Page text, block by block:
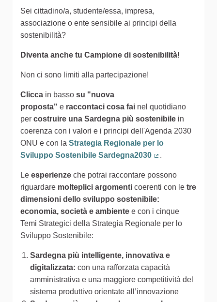
Sei cittadino/a, studente/essa, impresa,
associazione o ente sensibile ai principi della
sostenibilità?
Diventa anche tu Campione di sostenibilità!
Non ci sono limiti alla partecipazione!
Clicca in basso su "nuova
proposta" e raccontaci cosa fai nel quotidiano
per costruire una Sardegna più sostenibile in
coerenza con i valori e i principi dell'Agenda 2030
ONU e con la Strategia Regionale per lo
Sviluppo Sostenibile Sardegna2030
.
Le esperienze che potrai raccontare possono
riguardare molteplici argomenti coerenti con le tre
dimensioni dello sviluppo sostenibile:
economia, società e ambiente e con i cinque
Temi Strategici della Strategia Regionale per lo
Sviluppo Sostenibile:
Sardegna più intelligente, innovativa e
digitalizzata: con una rafforzata capacità
amministrativa e una maggiore competitività del
sistema produttivo orientate all’innovazione